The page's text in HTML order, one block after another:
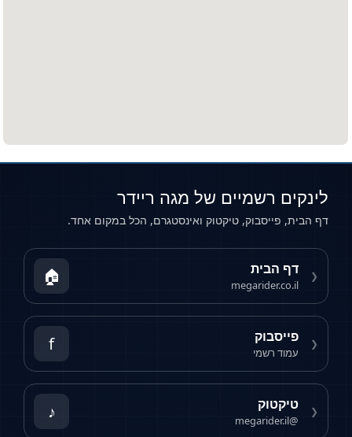
לינקים רשמיים של מגה ריידר
דף הבית, פייסבוק, טיקטוק ואינסטגרם, הכל במקום אחד.
❮ דף הבית
megarider.co.il
🏠
❮ פייסבוק
עמוד רשמי f
❮ טיקטוק
@megarider.il
♪